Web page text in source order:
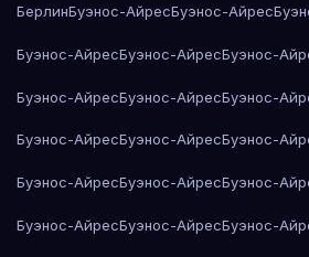
БерлинБуэнос-АйресБуэнос-Айрес
Буэнос-АйресБуэнос-АйресБуэнос-
Буэнос-АйресБуэнос-АйресБуэнос-
Буэнос-АйресБуэнос-АйресБуэнос-
Буэнос-АйресБуэнос-АйресБуэнос-
Буэнос-АйресБуэнос-АйресБуэнос-